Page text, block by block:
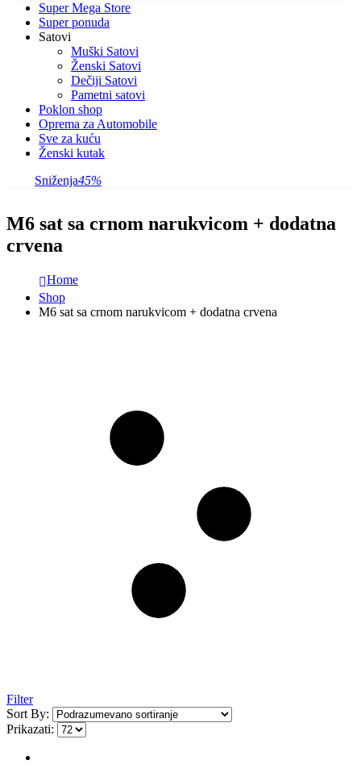
Super Mega Store
Super ponuda
Satovi
Muški Satovi
Ženski Satovi
Dečiji Satovi
Pametni satovi
Poklon shop
Oprema za Automobile
Sve za kuću
Ženski kutak
Sniženja45%
M6 sat sa crnom narukvicom + dodatna
crvena
Home
Shop
M6 sat sa crnom narukvicom + dodatna crvena
Filter
Sort By:
Prikazati: